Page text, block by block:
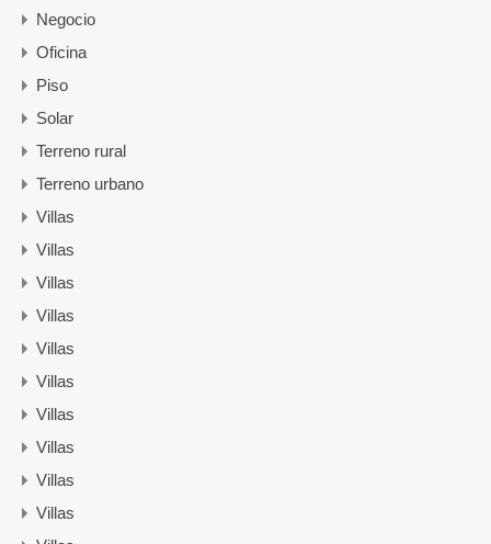
Negocio
Oficina
Piso
Solar
Terreno rural
Terreno urbano
Villas
Villas
Villas
Villas
Villas
Villas
Villas
Villas
Villas
Villas